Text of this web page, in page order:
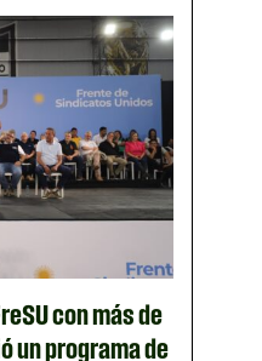
con más de
un programa de